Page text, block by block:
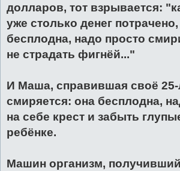
долларов, тот взрывается:
уже столько денег
бесплодна, надо просто
не страдать фигнёй..."
И Маша, справившая своё 25-
смиряется: она бесплодна,
на себе крест и забыть
ребёнке.
Машин организм,